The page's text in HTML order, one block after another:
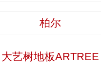
柏尔
大艺树地板ARTREE